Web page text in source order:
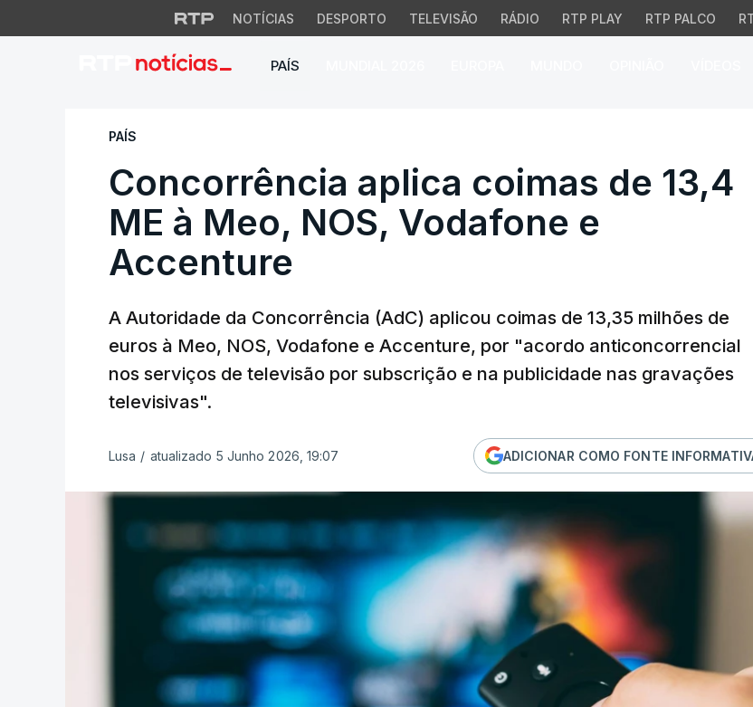
NOTÍCIAS DESPORTO TELEVISÃO RÁDIO RTP PLAY RTP PALCO
PAÍS
Concorrência aplica coimas de 13,4
PAÍS
Concorrência aplica coimas de 13,4
ME à Meo, NOS, Vodafone e
Accenture
A Autoridade da Concorrência (AdC) aplicou coimas de 13,35 milhões de
euros à Meo, NOS, Vodafone e Accenture, por "acordo anticoncorrencial
nos serviços de televisão por subscrição e na publicidade nas gravações
televisivas".
Lusa / atualizado 5 Junho 2026, 19:07 ADICIONAR COMO FONTE